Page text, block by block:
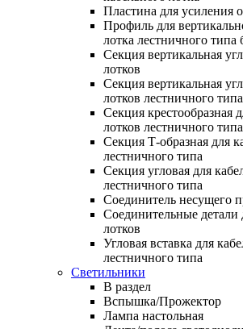
Пластина для усиления
Профиль для
лотка лестничного типа
Секция вертикальная
лотков
Секция вертикальная
лотков лестничного типа
Секция крестообразная
лотков лестничного типа
Секция Т-образная для
лестничного типа
Секция угловая для
лестничного типа
Соединитель несущего
Соединительные детали
лотков
Угловая вставка для
лестничного типа
Светильники
В раздел
Вспышка/Прожектор
Лампа настольная